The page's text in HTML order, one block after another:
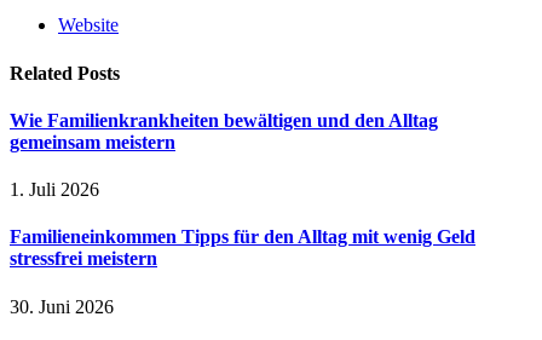
Website
Related Posts
Wie Familienkrankheiten bewältigen und den Alltag
gemeinsam meistern
1. Juli 2026
Familieneinkommen Tipps für den Alltag mit wenig Geld
stressfrei meistern
30. Juni 2026